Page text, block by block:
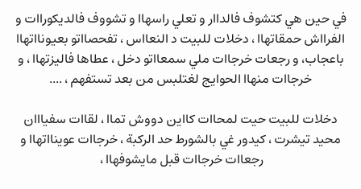
في حين هي كتشوف فالداار و تعلي راسهاا و تشووف فالديكوراات و
الفرااش حمقاتهاا ، دخلات للبيت د النعااس ، تفحصااتو بعيونااتهاا
باعجاب، و رجعات خرجاات ملي سمعااتو دخل ، عطاها فاليزتهاا ، و
خرجاات منهاا الحوايج لغتلبس من بعد تستفهم ، ....
دخلات للبيت حيت لمحاات كااين دووش تماا ، لقاات سفيااان
محيد تيشرت ، كيدور غي بالشورط حد الركبة ، خرجاات عوينااتهاا و
رجعاات خرجاات قبل مايشوفهاا ،